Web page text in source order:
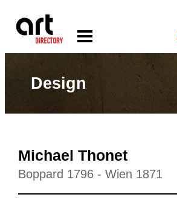
Design
Michael Thonet
Boppard 1796 - Wien 1871